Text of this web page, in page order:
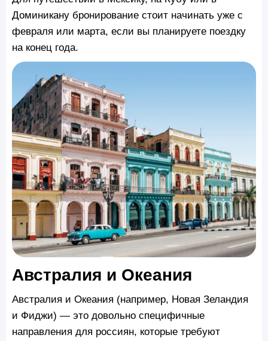
Доминикану бронирование стоит начинать уже с
февраля или марта, если вы планируете поездку
на конец года.
Австралия и Океания
Австралия и Океания (например, Новая Зеландия
и Фиджи) — это довольно специфичные
направления для россиян, которые требуют